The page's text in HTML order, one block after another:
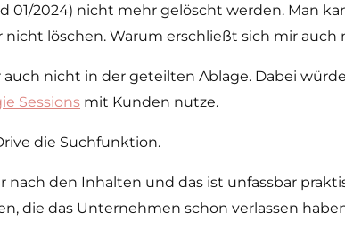
01/2024) nicht mehr gelöscht werden. Man
nicht löschen. Warum erschließt sich mir auch
nicht in der geteilten Ablage. Dabei
Sessions mit Kunden nutze.
die Suchfunktion.
den Inhalten und das ist unfassbar
die das Unternehmen schon verlassen